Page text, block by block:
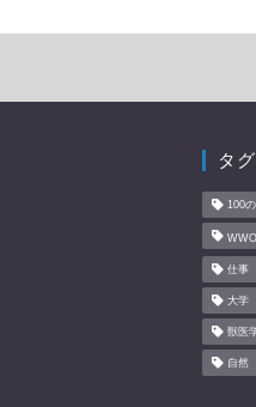
タグ
100
仕事
大学
獣医
自然